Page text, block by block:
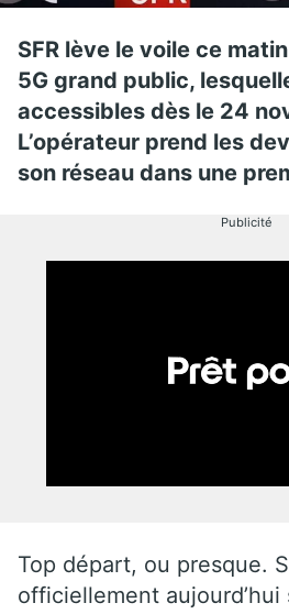
SFR lève le voile ce
5G grand public,
accessibles dès le 24
L’opérateur prend les
son réseau dans une
Publicité
Top départ, ou presque.
officiellement aujourd’hui